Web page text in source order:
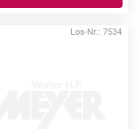
Los-Nr.: 7534